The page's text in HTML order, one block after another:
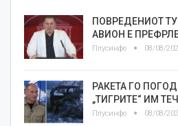
ПОВРЕДЕНИОТ
АВИОН Е
Плусинфо 08/08/
РАКЕТА ГО
„ТИГРИТЕ“ ИМ
Плусинфо 08/08/